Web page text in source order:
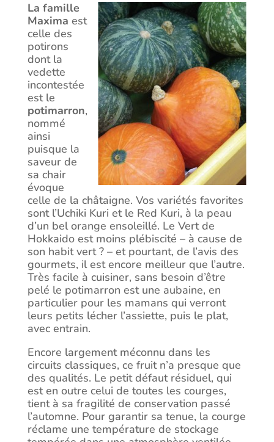
La famille
Maxima est
celle des
potirons
dont la
vedette
incontestée
est le
potimarron,
nommé
ainsi
puisque la
saveur de
sa chair
évoque
celle de la châtaigne. Vos variétés favorites
sont l’Uchiki Kuri et le Red Kuri, à la peau
d’un bel orange ensoleillé. Le Vert de
Hokkaido est moins plébiscité – à cause de
son habit vert ? – et pourtant, de l’avis des
gourmets, il est encore meilleur que l’autre.
Très facile à cuisiner, sans besoin d’être
pelé le potimarron est une aubaine, en
particulier pour les mamans qui verront
leurs petits lécher l’assiette, puis le plat,
avec entrain.
Encore largement méconnu dans les
circuits classiques, ce fruit n’a presque que
des qualités. Le petit défaut résiduel, qui
est en outre celui de toutes les courges,
tient à sa fragilité de conservation passé
l’automne. Pour garantir sa tenue, la courge
réclame une température de stockage